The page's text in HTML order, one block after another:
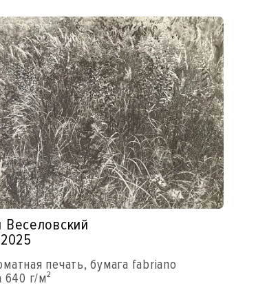
Веселовский
печать, бумага fabriano
640 г/м²